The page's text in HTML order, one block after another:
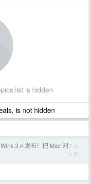
list is hidden
is not hidden
3.4 发布！把 Mac 刘7 月
2 日